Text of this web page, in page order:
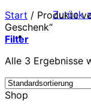
Zurück
Start / Produkte
Geschenk“
Filter
Alle 3 Ergebnisse
Shop